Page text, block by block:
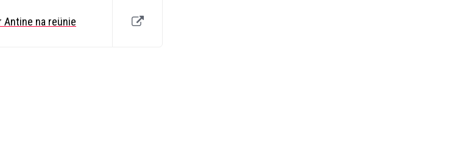
Antine na reünie